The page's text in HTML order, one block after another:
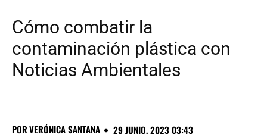
Cómo combatir la
contaminación plástica con
Noticias Ambientales
PORVERÓNICA SANTANA 29 JUNIO, 2023 03:43